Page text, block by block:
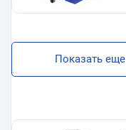
Показать еще